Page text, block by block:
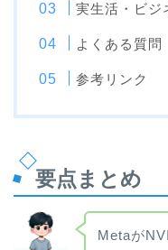
実生活・ビジ
よくある質問
参考リンク
要点まとめ
Metaが